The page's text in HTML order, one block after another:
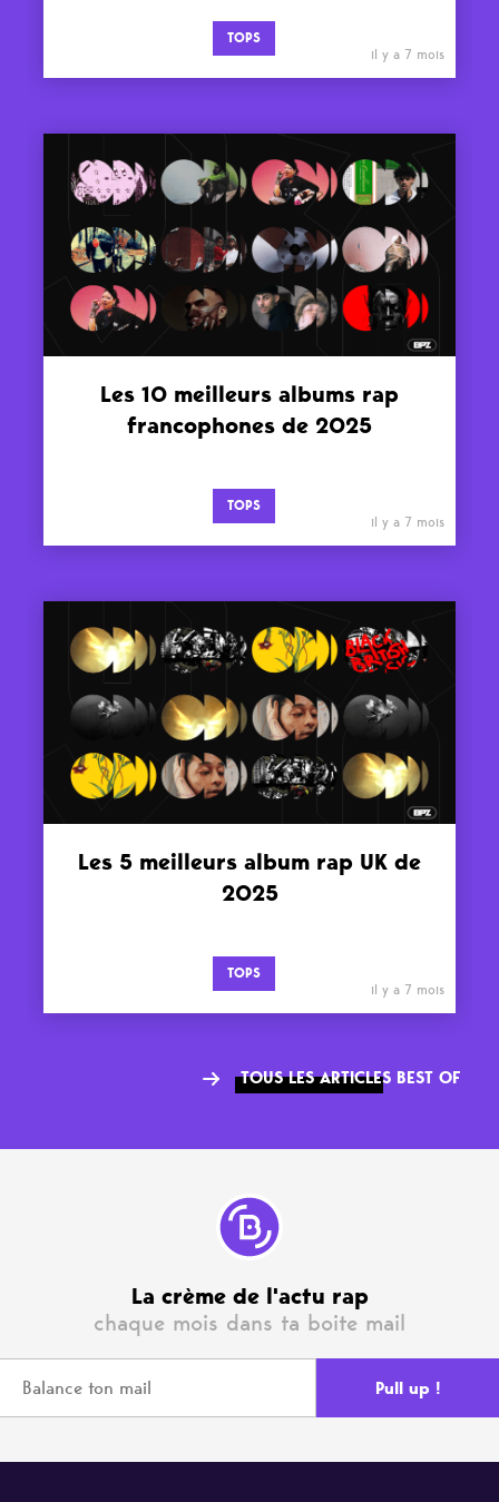
TOPS
il y a 7 mois
Les 10 meilleurs albums rap
francophones de 2025
TOPS
il y a 7 mois
Les 5 meilleurs album rap UK de
2025
TOPS
il y a 7 mois
TOUS LES ARTICLES BEST OF
La crème de l'actu rap
chaque mois dans ta boite mail